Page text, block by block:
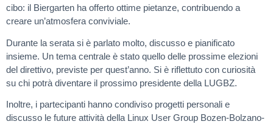
cibo: il Biergarten ha offerto ottime pietanze, contribuendo a
creare un’atmosfera conviviale.
Durante la serata si è parlato molto, discusso e pianificato
insieme. Un tema centrale è stato quello delle prossime elezioni
del direttivo, previste per quest’anno. Si è riflettuto con curiosità
su chi potrà diventare il prossimo presidente della LUGBZ.
Inoltre, i partecipanti hanno condiviso progetti personali e
discusso le future attività della Linux User Group Bozen-Bolzano-